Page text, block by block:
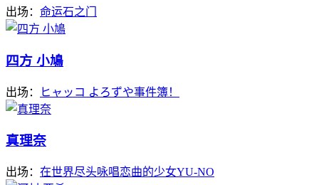
出场： 命运石之门
四方 小鳩
出场： ヒャッコ よろずや事件簿！
真理奈
出场： 在世界尽头咏唱恋曲的少女YU-NO